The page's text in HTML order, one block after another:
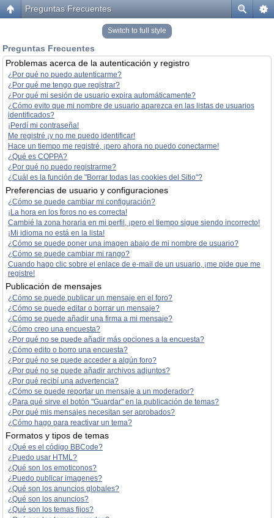
Preguntas Frecuentes
Switch to full style
Preguntas Frecuentes
Problemas acerca de la autenticación y registro
¿Por qué no puedo autenticarme?
¿Por qué me tengo que registrar?
¿Por qué mi sesión de usuario expira automáticamente?
¿Cómo evito que mi nombre de usuario aparezca en las listas de usuarios
identificados?
¡Perdí mi contraseña!
Me registré ¡y no me puedo identificar!
Hace un tiempo me registré, ¡pero ahora no puedo conectarme!
¿Qué es COPPA?
¿Por qué no puedo registrarme?
¿Cuál es la función de "Borrar todas las cookies del Sitio"?
Preferencias de usuario y configuraciones
¿Cómo se puede cambiar mi configuración?
¡La hora en los foros no es correcta!
Cambié la zona horaria en mi perfil, ¡pero el tiempo sigue siendo incorrecto!
¡Mi idioma no está en la lista!
¿Cómo se puede poner una imagen abajo de mi nombre de usuario?
¿Cómo se puede cambiar mi rango?
Cuando hago clic sobre el enlace de e-mail de un usuario, ¡me pide que me
registre!
Publicación de mensajes
¿Cómo se puede publicar un mensaje en el foro?
¿Cómo se puede editar o borrar un mensaje?
¿Cómo se puede añadir una firma a mi mensaje?
¿Cómo creo una encuesta?
¿Por qué no se puede añadir más opciones a la encuesta?
¿Cómo edito o borro una encuesta?
¿Por qué no se puede acceder a algún foro?
¿Por qué no se puede añadir archivos adjuntos?
¿Por qué recibí una advertencia?
¿Cómo se puede reportar un mensaje a un moderador?
¿Para qué sirve el botón "Guardar" en la publicación de temas?
¿Por qué mis mensajes necesitan ser aprobados?
¿Cómo hago para reactivar un tema?
Formatos y tipos de temas
¿Qué es el código BBCode?
¿Puedo usar HTML?
¿Qué son los emoticonos?
¿Puedo publicar imagenes?
¿Qué son los anuncios globales?
¿Qué son los anuncios?
¿Qué son los temas fijos?